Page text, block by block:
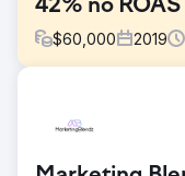
42% no ROAS
$60,000 2019
A Cineplex
diversificação das